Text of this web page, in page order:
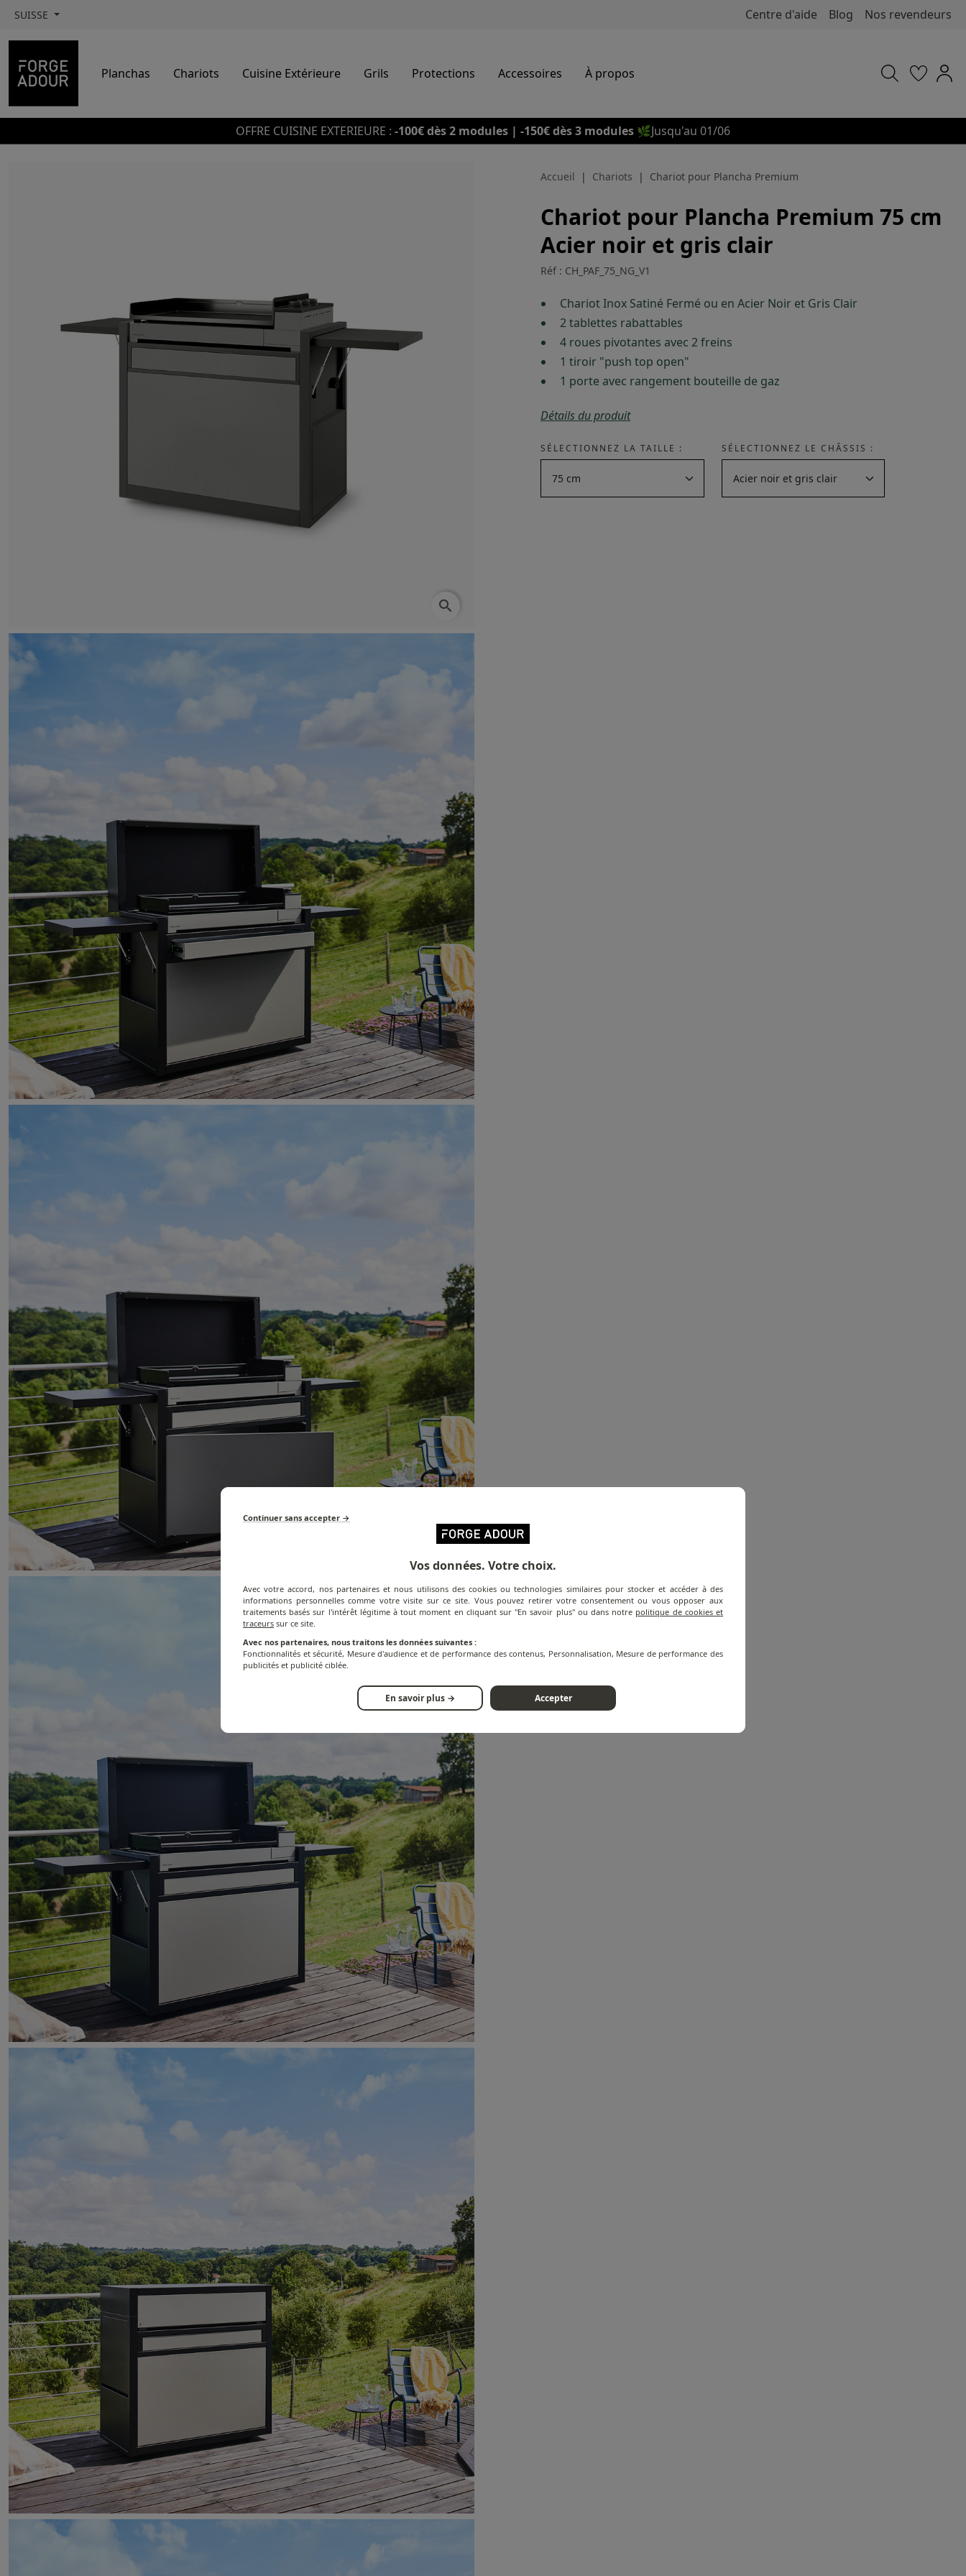
SUISSE Centre d'aide Blog Nos revendeurs
Planchas Chariots Cuisine Extérieure Grils Protections Accessoires À propos
OFFRE CUISINE EXTERIEURE : -100€ dès 2 modules | -150€ dès 3 modules 🌿Jusqu'au 01/06
search
Accueil Chariots Chariot pour Plancha Premium
Chariot pour Plancha Premium 75 cm
Acier noir et gris clair
Réf : CH_PAF_75_NG_V1
Chariot Inox Satiné Fermé ou en Acier Noir et Gris Clair
2 tablettes rabattables
4 roues pivotantes avec 2 freins
1 tiroir "push top open"
1 porte avec rangement bouteille de gaz
Détails du produit
SÉLECTIONNEZ LA TAILLE : SÉLECTIONNEZ LE CHÂSSIS :
Continuer sans accepter →
Vos données. Votre choix.
Avec votre accord, nos partenaires et nous utilisons des cookies ou technologies similaires pour stocker et accéder à des
informations personnelles comme votre visite sur ce site. Vous pouvez retirer votre consentement ou vous opposer aux
traitements basés sur l'intérêt légitime à tout moment en cliquant sur "En savoir plus" ou dans notre politique de cookies et
traceurs sur ce site.
Avec nos partenaires, nous traitons les données suivantes :
Fonctionnalités et sécurité, Mesure d'audience et de performance des contenus, Personnalisation, Mesure de performance des
publicités et publicité ciblée.
En savoir plus → Accepter